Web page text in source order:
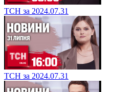
ТСН за 2024.07.31
ТСН за 2024.07.31